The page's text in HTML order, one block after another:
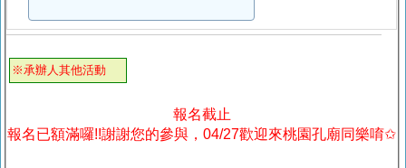
※承辦人其他活動
報名截止
報名已額滿囉!!謝謝您的參與，04/27歡迎來桃園孔廟同樂唷✩